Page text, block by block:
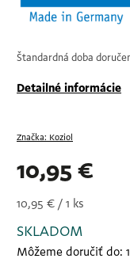
Štandardná doba
Detailné informácie
Značka: Koziol
10,95 €
10,95 € / 1 ks
SKLADOM
Môžeme doručiť do: